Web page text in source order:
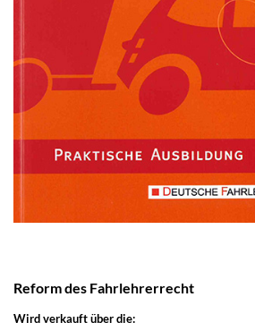
Reform des Fahrlehrerrecht
Wird verkauft über die: